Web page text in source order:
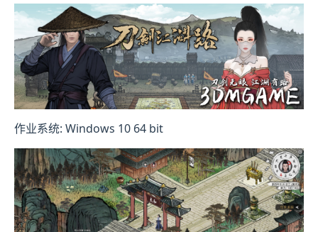
作业系统: Windows 10 64 bit